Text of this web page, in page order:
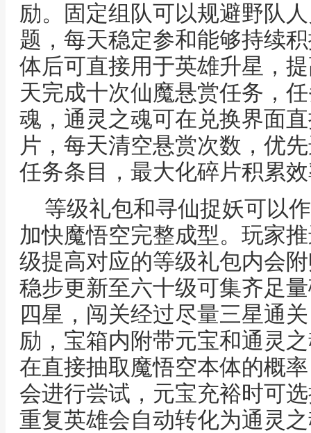
励。固定组队可以规避野队
题，每天稳定参和能够持续
体后可直接用于英雄升星，
天完成十次仙魔悬赏任务，
魂，通灵之魂可在兑换界面
片，每天清空悬赏次数，优
任务条目，最大化碎片积累
等级礼包和寻仙捉妖可以
加快魔悟空完整成型。玩家
级提高对应的等级礼包内会
稳步更新至六十级可集齐足
四星，闯关经过尽量三星通
励，宝箱内附带元宝和通灵
在直接抽取魔悟空本体的概
会进行尝试，元宝充裕时可
重复英雄会自动转化为通灵